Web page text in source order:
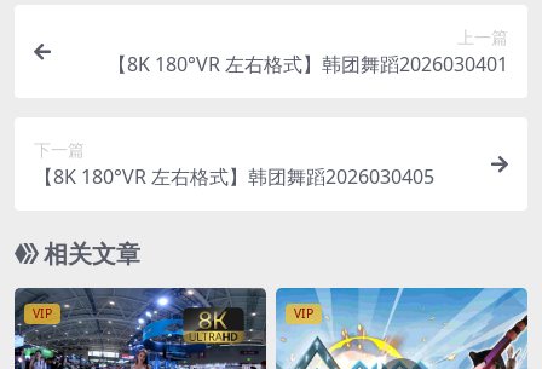
上一篇
【8K 180°VR 左右格式】韩团舞蹈2026030401
下一篇
【8K 180°VR 左右格式】韩团舞蹈2026030405
相关文章
VIP VIP